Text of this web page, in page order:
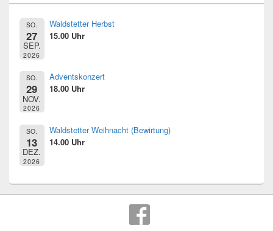
Widget-
SO.
27
SEP.
2026
Waldstetter Herbst
15.00 Uhr
SO.
29
NOV.
2026
Adventskonzert
18.00 Uhr
SO.
13
DEZ.
2026
Waldstetter Weihnacht (Bewirtung)
14.00 Uhr